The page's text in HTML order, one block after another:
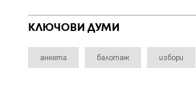
КЛЮЧОВИ ДУМИ
анкета балотаж избори